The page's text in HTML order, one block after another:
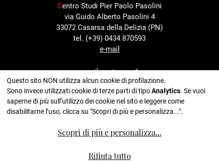
Centro Studi Pier Paolo Pasolini
via Guido Alberto Pasolini 4
33072 Casarsa della Delizia (PN)
tel. (+39) 0434 870593
e-mail
con il sostegno di
Questo sito NON utilizza alcun cookie di profilazione.
Sono invece utilizzati cookie di terze parti di tipoAnalytics. Se vuoi
saperne di più sull’utilizzo dei cookie nel sito e leggere come
disabilitarne l’uso, clicca su "Scopri di più e personalizza...".
Scopri di più e personalizza...
Rifiuta tutto